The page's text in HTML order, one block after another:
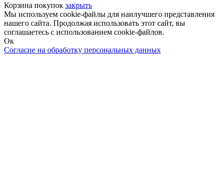
Корзина покупок закрыть
Мы используем cookie-файлы для наилучшего представления
нашего сайта. Продолжая использовать этот сайт, вы
соглашаетесь с использованием cookie-файлов.
Ок
Согласие на обработку персональных данных